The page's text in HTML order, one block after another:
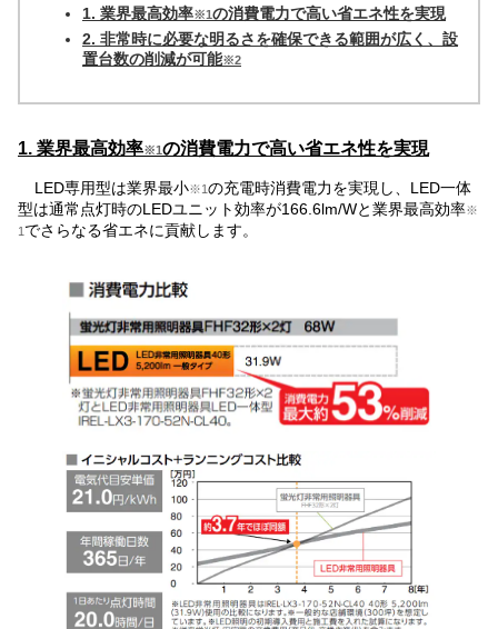
1. 業界最高効率※1の消費電力で高い省エネ性を実現
2. 非常時に必要な明るさを確保できる範囲が広く、設
置台数の削減が可能※2
1. 業界最高効率※1の消費電力で高い省エネ性を実現
LED専用型は業界最小※1の充電時消費電力を実現し、LED一体
型は通常点灯時のLEDユニット効率が166.6lm/Wと業界最高効率※
1 でさらなる省エネに貢献します。